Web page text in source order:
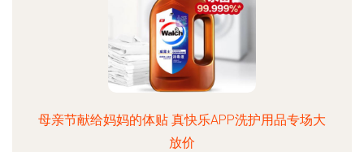
母亲节献给妈妈的体贴 真快乐APP洗护用品专场大
放价